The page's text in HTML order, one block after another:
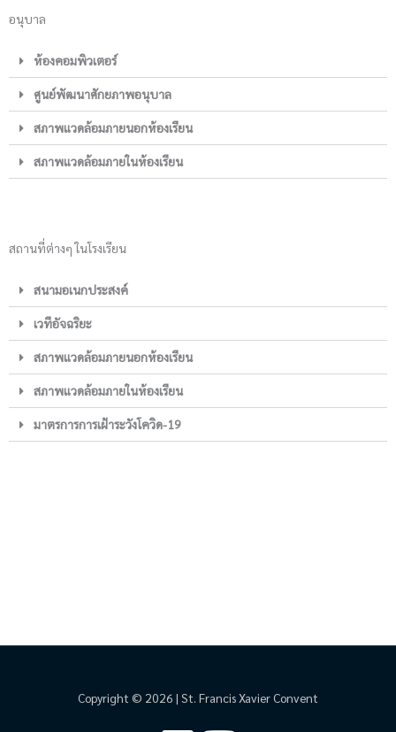
อนุบาล
ห้องคอมพิวเตอร์
ศูนย์พัฒนาศักยภาพอนุบาล
สภาพแวดล้อมภายนอกห้องเรียน
สภาพแวดล้อมภายในห้องเรียน
สถานที่ต่างๆ ในโรงเรียน
สนามอเนกประสงค์
เวทีอัจฉริยะ
สภาพแวดล้อมภายนอกห้องเรียน
สภาพแวดล้อมภายในห้องเรียน
มาตรการการเฝ้าระวังโควิด-19
Copyright © 2026 | St. Francis Xavier Convent